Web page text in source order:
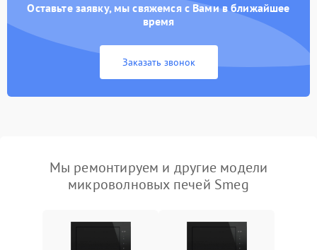
Оставьте заявку, мы свяжемся с Вами в ближайшее
время
Заказать звонок
Мы ремонтируем и другие модели
микроволновых печей Smeg